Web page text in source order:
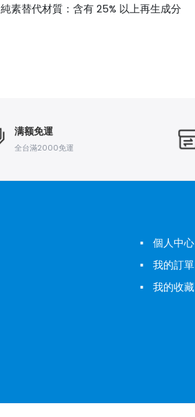
純素替代材質：含有 25% 以上再生成分
满额免運
全台滿2000免運
▪
個人中心
▪
我的訂單
▪
我的收藏